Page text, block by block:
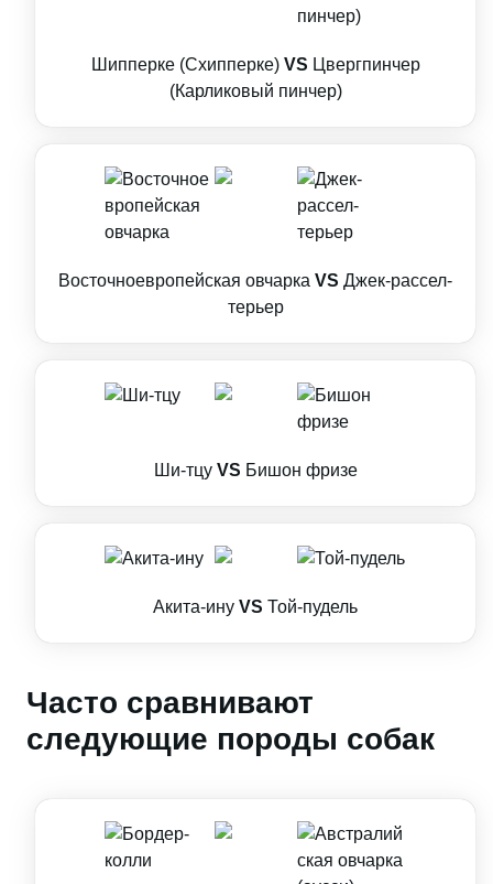
Шипперке (Схипперке) VS Цвергпинчер
(Карликовый пинчер)
Восточноевропейская овчарка VS Джек-рассел-
терьер
Ши-тцу VS Бишон фризе
Акита-ину VS Той-пудель
Часто сравнивают
следующие породы собак